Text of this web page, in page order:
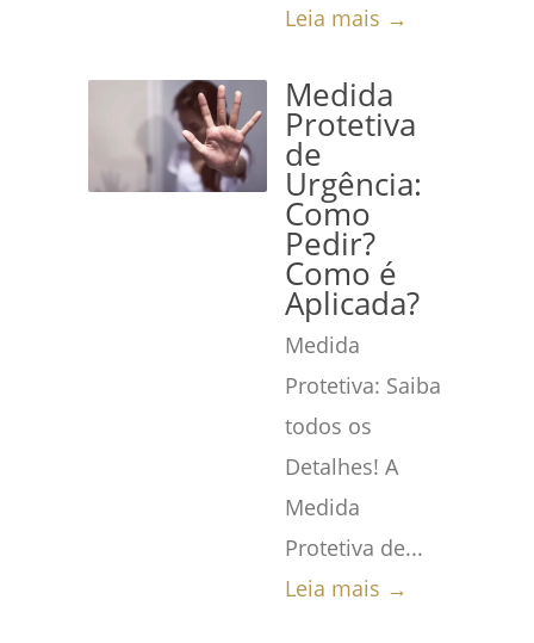
Leia mais →
Medida
Protetiva
de
Urgência:
Como
Pedir?
Como é
Aplicada?
Medida
Protetiva: Saiba
todos os
Detalhes! A
Medida
Protetiva de...
Leia mais →